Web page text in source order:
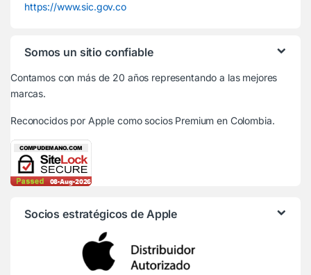
https://www.sic.gov.co
Somos un sitio confiable
Contamos con más de 20 años representando a las mejores
marcas.
Reconocidos por Apple como socios Premium en Colombia.
Socios estratégicos de Apple